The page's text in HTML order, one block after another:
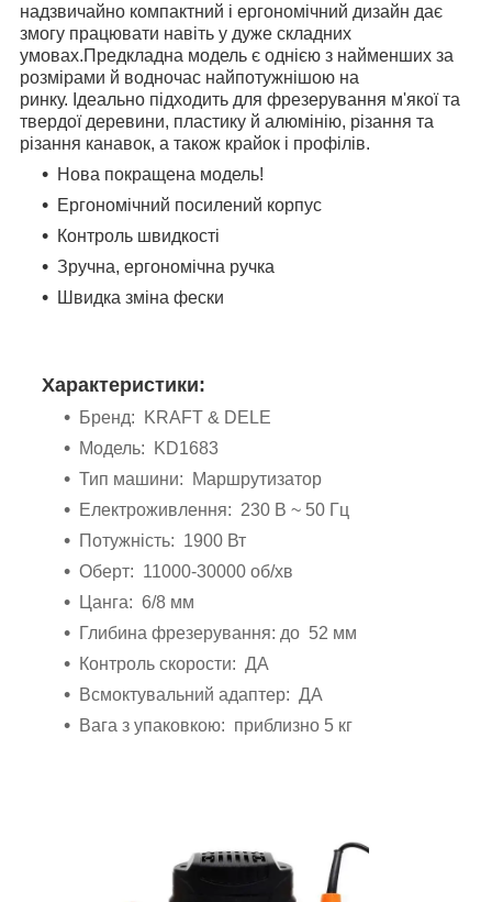
надзвичайно компактний і ергономічний дизайн дає
змогу працювати навіть у дуже складних
умовах.Предкладна модель є однією з найменших за
розмірами й водночас найпотужнішою на
ринку. Ідеально підходить для фрезерування м'якої та
твердої деревини, пластику й алюмінію, різання та
різання канавок, а також крайок і профілів.
Нова покращена модель!
Ергономічний посилений корпус
Контроль швидкості
Зручна, ергономічна ручка
Швидка зміна фески
Характеристики:
Бренд: KRAFT & DELE
Модель: KD1683
Тип машини: Маршрутизатор
Електроживлення: 230 В ~ 50 Гц
Потужність: 1900 Вт
Оберт: 11000-30000 об/хв
Цанга: 6/8 мм
Глибина фрезерування: до 52 мм
Контроль скорости: ДА
Всмоктувальний адаптер: ДА
Вага з упаковкою: приблизно 5 кг